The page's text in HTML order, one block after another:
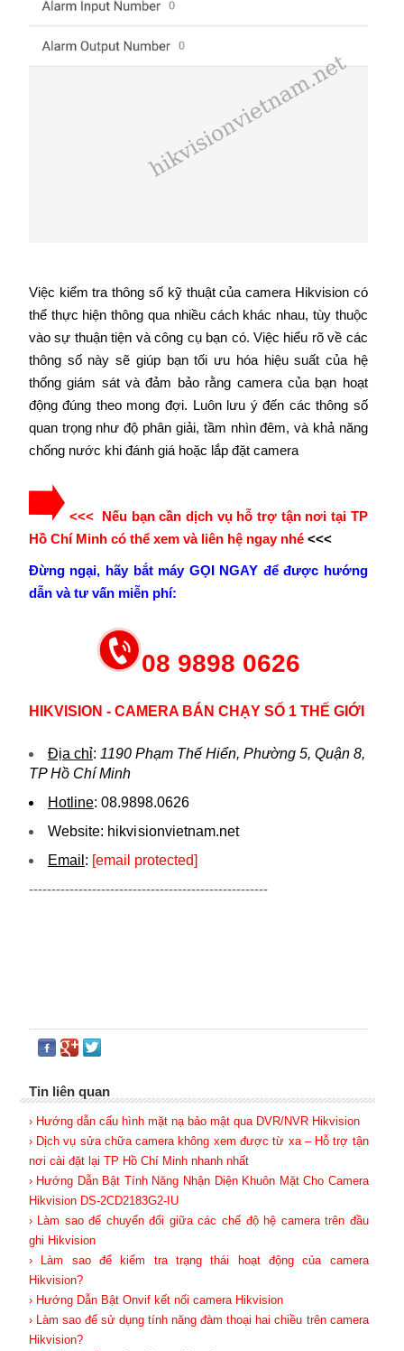
Việc kiểm tra thông số kỹ thuật của camera Hikvision có
thể thực hiện thông qua nhiều cách khác nhau, tùy thuộc
vào sự thuận tiện và công cụ bạn có. Việc hiểu rõ về các
thông số này sẽ giúp bạn tối ưu hóa hiệu suất của hệ
thống giám sát và đảm bảo rằng camera của bạn hoạt
động đúng theo mong đợi. Luôn lưu ý đến các thông số
quan trọng như độ phân giải, tầm nhìn đêm, và khả năng
chống nước khi đánh giá hoặc lắp đặt camera
<<< Nếu bạn cần dịch vụ hỗ trợ tận nơi tại TP
Hồ Chí Minh có thể xem và liên hệ ngay nhé<<<
Đừng ngại, hãy bắt máy GỌI NGAY để được hướng
dẫn và tư vấn miễn phí:
08 9898 0626
HIKVISION - CAMERA BÁN CHẠY SỐ 1 THẾ GIỚI
Địa chỉ: 1190 Phạm Thế Hiển, Phường 5, Quận 8,
TP Hồ Chí Minh
Hotline: 08.9898.0626
Website: hikvi sionvietnam.net
Email : [email protected]
-----------------------------------------------------
Tin liên quan
› Hướng dẫn cấu hình mặt nạ bảo mật qua DVR/NVR Hikvision
› Dịch vụ sửa chữa camera không xem được từ xa – Hỗ trợ tận
nơi cài đặt lại TP Hồ Chí Minh nhanh nhất
› Hướng Dẫn Bật Tính Năng Nhận Diện Khuôn Mặt Cho Camera
Hikvision DS-2CD2183G2-IU
› Làm sao để chuyển đổi giữa các chế độ hệ camera trên đầu
ghi Hikvision
› Làm sao để kiểm tra trạng thái hoạt động của camera
Hikvision?
› Hướng Dẫn Bật Onvif kết nối camera Hikvision
› Làm sao để sử dụng tính năng đàm thoại hai chiều trên camera
Hikvision?